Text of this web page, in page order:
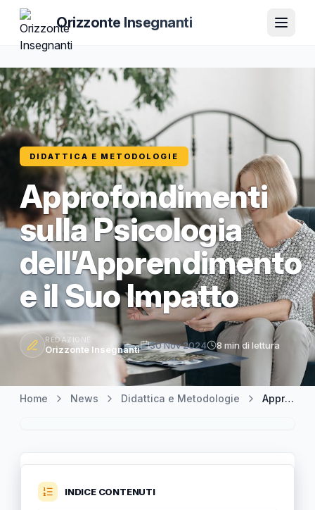
Orizzonte Insegnanti
DIDATTICA E METODOLOGIE
Approfondimenti
sulla Psicologia
dell’Apprendimento
e il Suo Impatto
REDAZIONE
Orizzonte Insegnanti 30 Nov 2024 8 min di lettura
Home News Didattica e Metodologie Approfondimenti sulla Psicologia dell’Apprendimento e il Suo Impatto
INDICE CONTENUTI